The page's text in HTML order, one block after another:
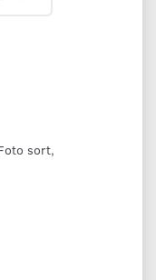
sort,